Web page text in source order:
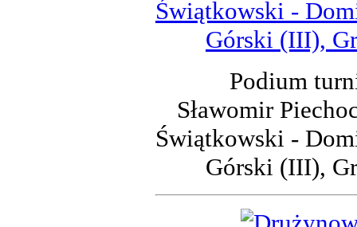
Podium
Sławomir
Świątkowski -
Górski (III),